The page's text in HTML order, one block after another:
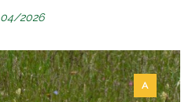
04/2026
A